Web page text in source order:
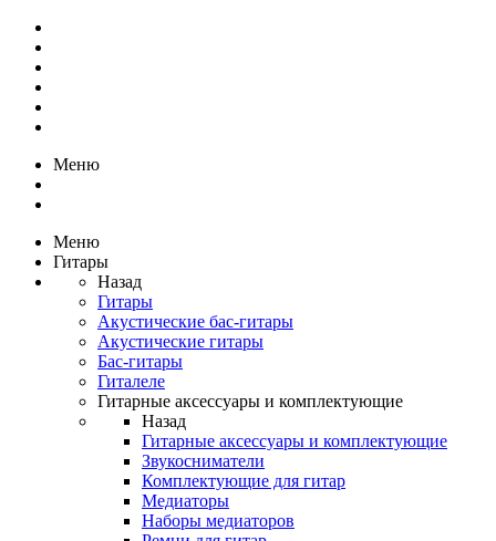
Меню
Меню
Гитары
Назад
Гитары
Акустические бас-гитары
Акустические гитары
Бас-гитары
Гиталеле
Гитарные аксессуары и комплектующие
Назад
Гитарные аксессуары и комплектующие
Звукосниматели
Комплектующие для гитар
Медиаторы
Наборы медиаторов